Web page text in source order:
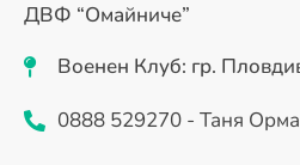
ДВФ “Омайниче”
Военен Клуб: гр.
0888 529270 - Таня